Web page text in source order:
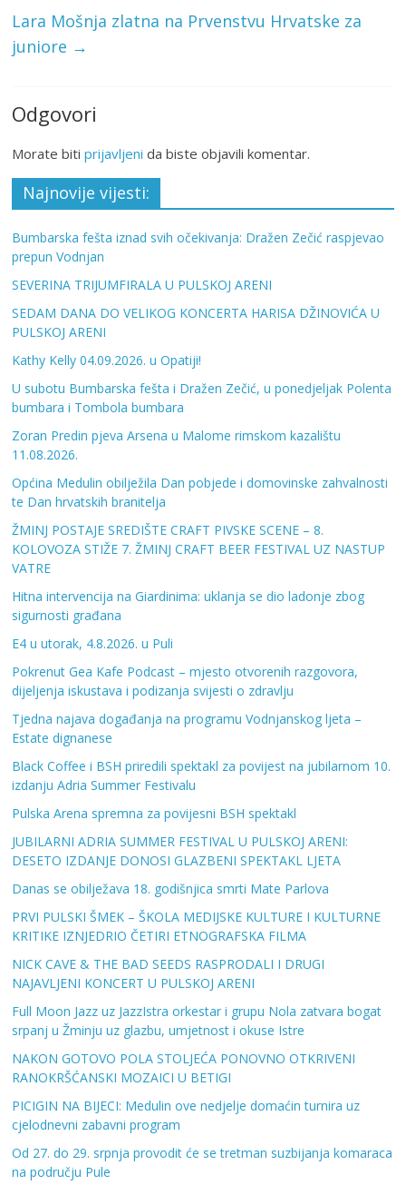
Lara Mošnja zlatna na Prvenstvu Hrvatske za
juniore →
Odgovori
Morate bitiprijavljeni da biste objavili komentar.
Najnovije vijesti:
Bumbarska fešta iznad svih očekivanja: Dražen Zečić raspjevao
prepun Vodnjan
SEVERINA TRIJUMFIRALA U PULSKOJ ARENI
SEDAM DANA DO VELIKOG KONCERTA HARISA DŽINOVIĆA U
PULSKOJ ARENI
Kathy Kelly 04.09.2026. u Opatiji!
U subotu Bumbarska fešta i Dražen Zečić, u ponedjeljak Polenta
bumbara i Tombola bumbara
Zoran Predin pjeva Arsena u Malome rimskom kazalištu
11.08.2026.
Općina Medulin obilježila Dan pobjede i domovinske zahvalnosti
te Dan hrvatskih branitelja
ŽMINJ POSTAJE SREDIŠTE CRAFT PIVSKE SCENE – 8.
KOLOVOZA STIŽE 7. ŽMINJ CRAFT BEER FESTIVAL UZ NASTUP
VATRE
Hitna intervencija na Giardinima: uklanja se dio ladonje zbog
sigurnosti građana
E4 u utorak, 4.8.2026. u Puli
Pokrenut Gea Kafe Podcast – mjesto otvorenih razgovora,
dijeljenja iskustava i podizanja svijesti o zdravlju
Tjedna najava događanja na programu Vodnjanskog ljeta –
Estate dignanese
Black Coffee i BSH priredili spektakl za povijest na jubilarnom 10.
izdanju Adria Summer Festivalu
Pulska Arena spremna za povijesni BSH spektakl
JUBILARNI ADRIA SUMMER FESTIVAL U PULSKOJ ARENI:
DESETO IZDANJE DONOSI GLAZBENI SPEKTAKL LJETA
Danas se obilježava 18. godišnjica smrti Mate Parlova
PRVI PULSKI ŠMEK – ŠKOLA MEDIJSKE KULTURE I KULTURNE
KRITIKE IZNJEDRIO ČETIRI ETNOGRAFSKA FILMA
NICK CAVE & THE BAD SEEDS RASPRODALI I DRUGI
NAJAVLJENI KONCERT U PULSKOJ ARENI
Full Moon Jazz uz JazzIstra orkestar i grupu Nola zatvara bogat
srpanj u Žminju uz glazbu, umjetnost i okuse Istre
NAKON GOTOVO POLA STOLJEĆA PONOVNO OTKRIVENI
RANOKRŠĆANSKI MOZAICI U BETIGI
PICIGIN NA BIJECI: Medulin ove nedjelje domaćin turnira uz
cjelodnevni zabavni program
Od 27. do 29. srpnja provodit će se tretman suzbijanja komaraca
na području Pule